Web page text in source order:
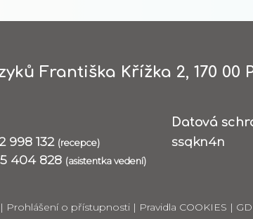
Františka Křížka 2, 170 00
998 132 (recepce)
404 828 (asistentka vedení)
Datová
ssqkn4n
| Prohlášení o přístupnosti | Pravidla COOKIES |